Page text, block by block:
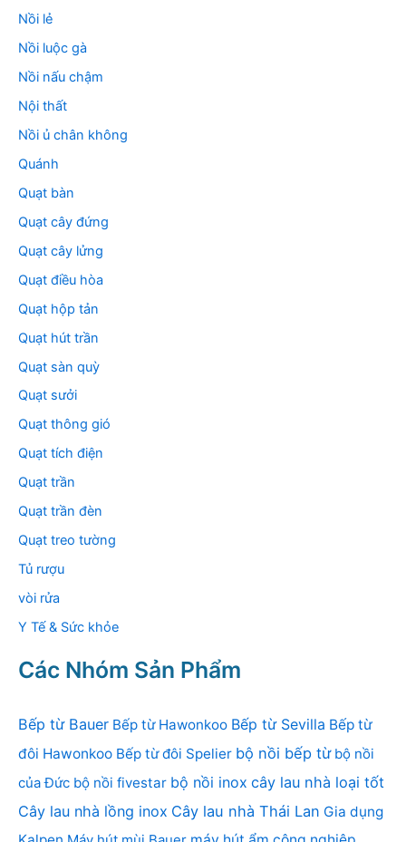
Nồi lẻ
Nồi luộc gà
Nồi nấu chậm
Nội thất
Nồi ủ chân không
Quánh
Quạt bàn
Quạt cây đứng
Quạt cây lửng
Quạt điều hòa
Quạt hộp tản
Quạt hút trần
Quạt sàn quỳ
Quạt sưởi
Quạt thông gió
Quạt tích điện
Quạt trần
Quạt trần đèn
Quạt treo tường
Tủ rượu
vòi rửa
Y Tế & Sức khỏe
Các Nhóm Sản Phẩm
Bếp từ Bauer Bếp từ Hawonkoo Bếp từ Sevilla Bếp từ
đôi Hawonkoo Bếp từ đôi Spelier bộ nồi bếp từ bộ nồi
của Đức bộ nồi fivestar bộ nồi inox cây lau nhà loại tốt
Cây lau nhà lồng inox Cây lau nhà Thái Lan Gia dụng